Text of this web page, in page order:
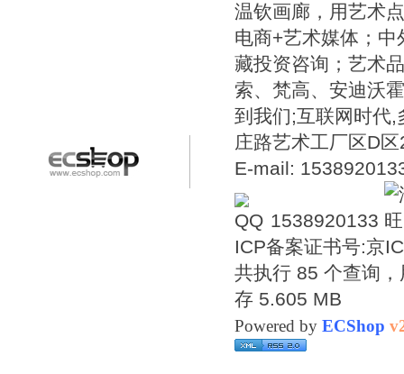
温钦画廊，用艺术
电商+艺术媒体；
藏投资咨询；艺术
索、梵高、安迪沃
到我们;互联网时代,
庄路艺术工厂区D
E-mail:
1538920133
ICP备案证书号:京
共执行 85 个查询
存 5.605 MB
Powered by ECShop